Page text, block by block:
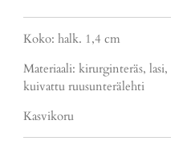
Koko: halk. 1,4 cm
Materiaali: kirurginteräs, lasi,
kuivattu ruusunterälehti
Kasvikoru